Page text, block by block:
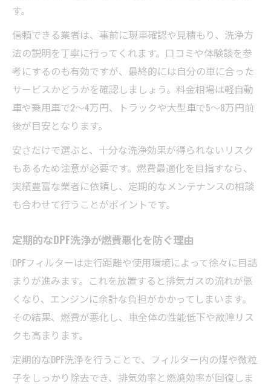
す。
信頼できる業者は、事前に現車確認や見積もり、洗浄方
法の説明を丁寧に行ってくれます。口コミや体験談を参
考にするのも有効ですが、最終的には自分の車に合った
サービスかどうかを確認しましょう。料金相場は軽自動
車や乗用車で2～4万円、トラックや大型車で5～8万円前
後が目安となります。
安さだけで選ぶと、十分な洗浄効果が得られないリスク
もあるため注意が必要です。燃費最適化を目指すなら、
実績豊富な業者に依頼し、定期的なメンテナンスの相談
も合わせて行うことがポイントです。
定期的なDPF洗浄が燃費悪化を防ぐ理由
DPFフィルターは走行距離や使用環境によって徐々に目詰
まりが進みます。これを放置すると排気ガスの流れが悪
くなり、エンジンに余計な負担がかかってしまいます。
その結果、燃費が悪化し、車全体の性能低下や故障リス
クも高まります。
定期的なDPF洗浄を行うことで、フィルター内の煤や微粒
子をしっかり除去でき、排気効率と燃焼効率が回復しま